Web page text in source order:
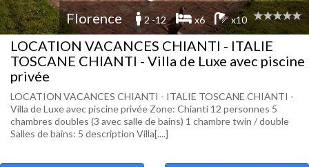
Florence 2 -12 x6 x10
LOCATION VACANCES CHIANTI - ITALIE
TOSCANE CHIANTI - Villa de Luxe avec piscine
privée
LOCATION VACANCES CHIANTI - ITALIE TOSCANE CHIANTI -
Villa de Luxe avec piscine privée Zone: Chianti 12 personnes 5
chambres doubles (3 avec salle de bains) 1 chambre twin / double
Salles de bains: 5 description Villa[....]